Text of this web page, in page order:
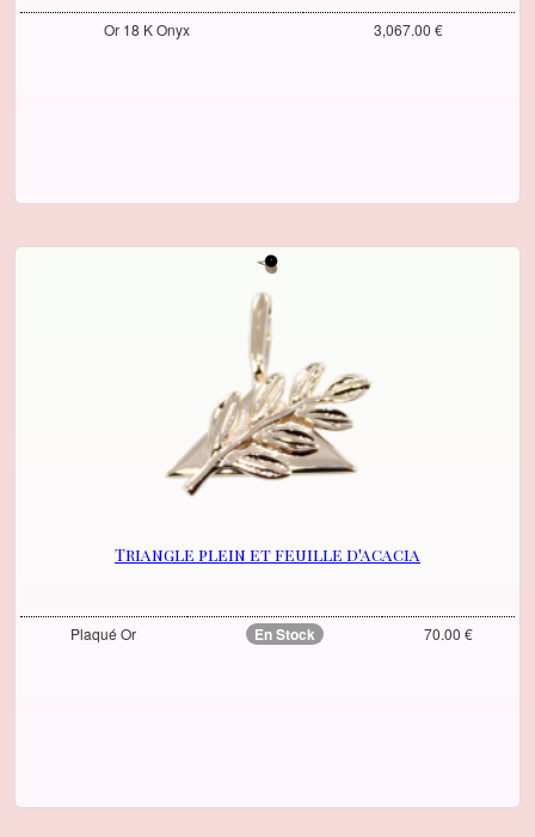
Or 18 K Onyx 3,067.00 €
Triangle plein et feuille d'acacia
Plaqué Or En Stock 70.00 €